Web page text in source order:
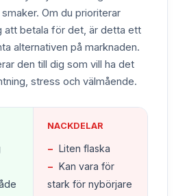
Om du prioriterar
att betala för det, är detta ett
alternativen på marknaden.
den till dig som vill ha det
stress och välmående.
NACKDELAR
− Liten flaska
− Kan vara för
stark för nybörjare